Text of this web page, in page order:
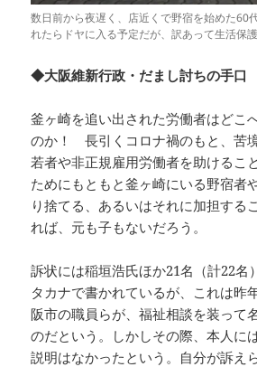
数日前から夜遅く、店近くで野宿を始めた60
れたらドヤに入る予定だが、訳あって生活保
◆大阪維新行政・だまし討ちの手口
釜ヶ崎を追い出された労働者はどこ
のか！ 長引くコロナ禍のもと、苦
若者や非正規雇用労働者を助けるこ
ためにもともと釜ヶ崎にいる野宿者
り捨てる、あるいはそれに加担す
れば、元も子もないだろう。
訴状には稲垣浩氏ほか21名（計22名
タカナで書かれているが、これは昨
阪市の職員らが、福祉相談を装って
のだという。しかしその際、本人に
説明はなかったという。自分が訴え